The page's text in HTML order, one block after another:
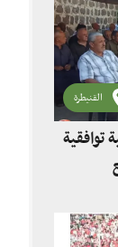
القنيطرة
توافقية